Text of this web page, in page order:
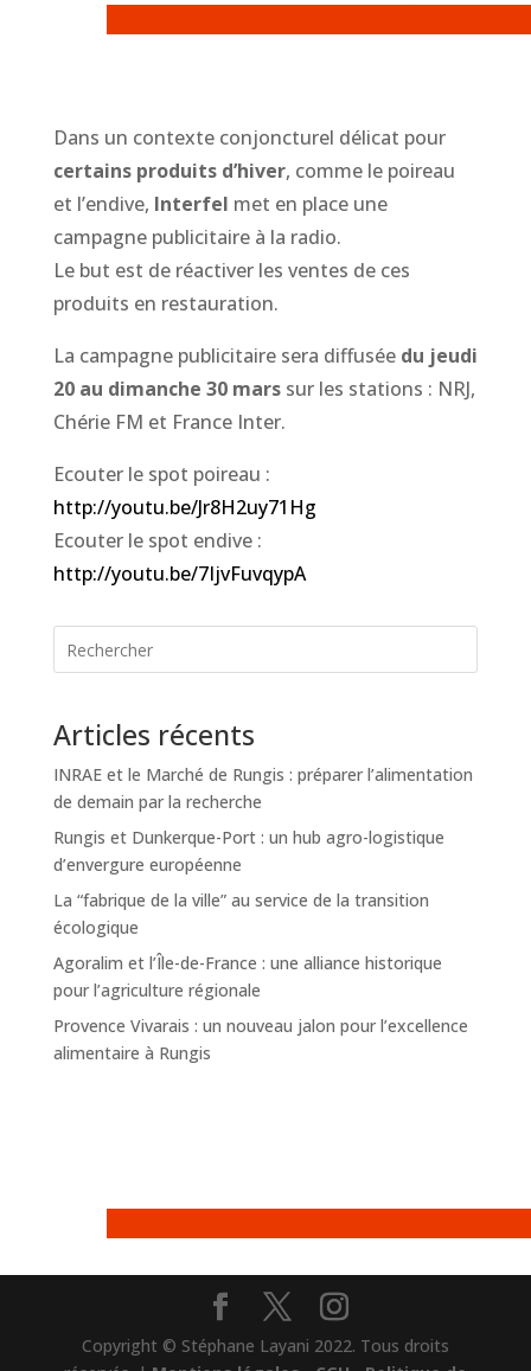
Dans un contexte conjoncturel délicat pour
certains produits d’hiver, comme le poireau
et l’endive, Interfel met en place une
campagne publicitaire à la radio.
Le but est de réactiver les ventes de ces
produits en restauration.
La campagne publicitaire sera diffusée du jeudi
20 au dimanche 30 marssur les stations : NRJ,
Chérie FM et France Inter.
Ecouter le spot poireau :
http://youtu.be/Jr8H2uy71Hg
Ecouter le spot endive :
http://youtu.be/7IjvFuvqypA
Articles récents
INRAE et le Marché de Rungis : préparer l’alimentation
de demain par la recherche
Rungis et Dunkerque-Port : un hub agro-logistique
d’envergure européenne
La “fabrique de la ville” au service de la transition
écologique
Agoralim et l’Île-de-France : une alliance historique
pour l’agriculture régionale
Provence Vivarais : un nouveau jalon pour l’excellence
alimentaire à Rungis
Copyright © Stéphane Layani 2022. Tous droits